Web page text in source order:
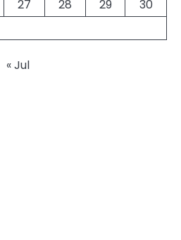
27 28 29
30
« Jul